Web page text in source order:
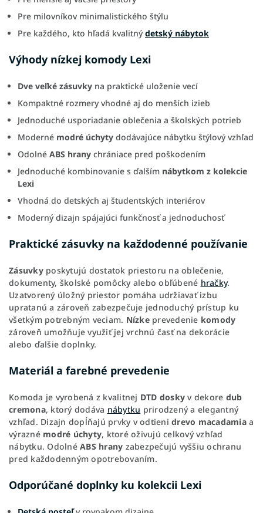
Pre milovníkov minimalistického štýlu
Pre každého, kto hľadá kvalitnýdetský nábytok
Výhody nízkej komody Lexi
Dve veľké zásuvky na praktické uloženie vecí
Kompaktné rozmery vhodné aj do menších izieb
Jednoduché usporiadanie oblečenia a školských potrieb
Moderné modré úchyty dodávajúce nábytku štýlový vzhľad
Odolné ABS hrany chrániace pred poškodením
Jednoduché kombinovanie s ďalším nábytkom z kolekcie
Lexi
Vhodná do detských aj študentských interiérov
Moderný dizajn spájajúci funkčnosť a jednoduchosť
Praktické zásuvky na každodenné používanie
Zásuvkyposkytujú dostatok priestoru na oblečenie,
dokumenty, školské pomôcky alebo obľúbené hračky.
Uzatvorený úložný priestor pomáha udržiavať izbu
upratanú a zároveň zabezpečuje jednoduchý prístup ku
všetkým potrebným veciam. Nízkeprevedenie komody
zároveň umožňuje využiť jej vrchnú časť na dekorácie
alebo ďalšie doplnky.
Materiál a farebné prevedenie
Komoda je vyrobená z kvalitnej DTD dosky v dekore dub
cremona, ktorý dodáva nábytku prirodzený a elegantný
vzhľad. Dizajn dopĺňajú prvky v odtieni drevo macadamiaa
výrazné modré úchyty, ktoré oživujú celkový vzhľad
nábytku. Odolné ABS hrany zabezpečujú vyššiu ochranu
pred každodenným opotrebovaním.
Odporúčané doplnky ku kolekcii Lexi